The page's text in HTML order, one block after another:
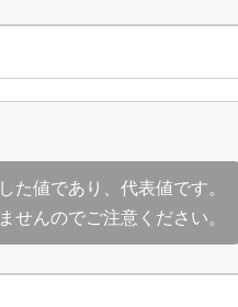
た値であり、代表値です。
せんのでご注意ください。